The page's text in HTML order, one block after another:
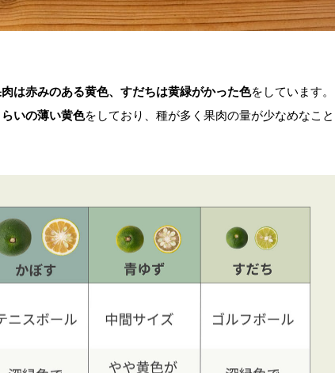
は赤みのある黄色、すだちは黄緑がかった色をしています。
いの薄い黄色をしており、種が多く果肉の量が少なめなこと